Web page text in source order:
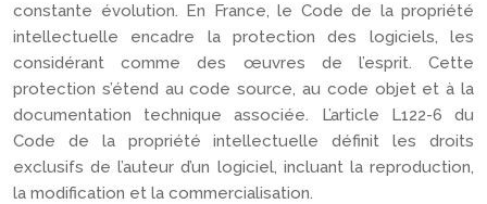
constante évolution. En France, le Code de la propriété
intellectuelle encadre la protection des logiciels, les
considérant comme des œuvres de l’esprit. Cette
protection s’étend au code source, au code objet et à la
documentation technique associée. L’article L122-6 du
Code de la propriété intellectuelle définit les droits
exclusifs de l’auteur d’un logiciel, incluant la reproduction,
la modification et la commercialisation.